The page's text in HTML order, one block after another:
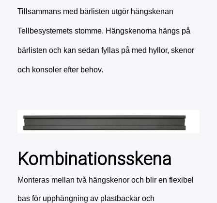
Tillsammans med bärlisten utgör hängskenan
Tellbesystemets stomme. Hängskenorna hängs på
bärlisten och kan sedan fyllas på med hyllor, skenor
och konsoler efter behov.
Kombinationsskena
Monteras mellan två hängskenor och blir en flexibel
bas för upphängning av plastbackar och